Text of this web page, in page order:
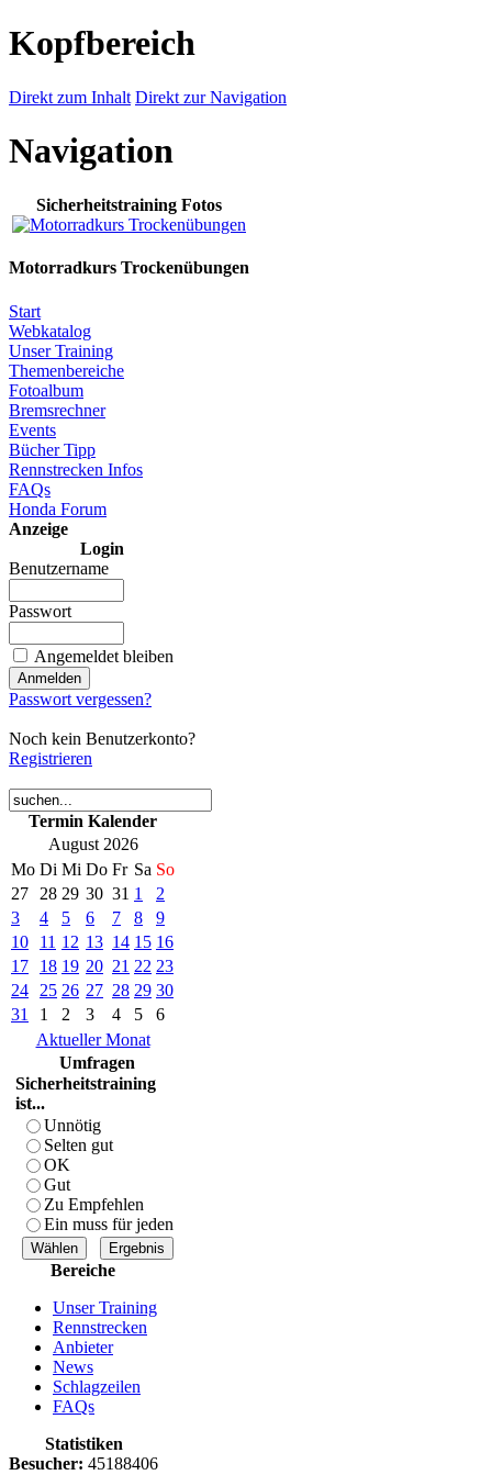
Kopfbereich
Direkt zum Inhalt Direkt zur Navigation
Navigation
Sicherheitstraining Fotos
Motorradkurs Trockenübungen
Start
Webkatalog
Unser Training
Themenbereiche
Fotoalbum
Bremsrechner
Events
Bücher Tipp
Rennstrecken Infos
FAQs
Honda Forum
Anzeige
Login
Benutzername
Passwort
Angemeldet bleiben
Passwort vergessen?
Noch kein Benutzerkonto?
Registrieren
Termin Kalender
August 2026
Mo Di Mi Do Fr Sa So
27
28 29 30 31 1
2
3
4 5 6 7 8
9
10
11 12 13 14 15 16
17
18 19 20 21 22 23
24
25 26 27 28 29 30
31
1 2 3 4 5
6
Aktueller Monat
Umfragen
Sicherheitstraining
ist...
Unnötig
Selten gut
OK
Gut
Zu Empfehlen
Ein muss für jeden
Bereiche
Unser Training
Rennstrecken
Anbieter
News
Schlagzeilen
FAQs
Statistiken
Besucher: 45188406